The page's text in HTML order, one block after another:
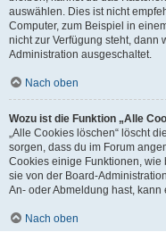
auswählen. Dies ist nicht
Computer, zum Beispiel in
nicht zur Verfügung steht, dann
Administration ausgeschaltet.
Nach oben
Wozu ist die Funktion „Alle
„Alle Cookies löschen“ löscht
sorgen, dass du im Forum
Cookies einige Funktionen, wie
sie von der Board-
An- oder Abmeldung hast,
Nach oben